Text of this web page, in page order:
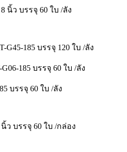
นิ้ว บรรจุ 60 ใบ /ลัง
G45-185 บรรจุ 120 ใบ /ลัง
185 บรรจุ 60 ใบ /ลัง
บรรจุ 60 ใบ /ลัง
ว บรรจุ 60 ใบ /กล่อง